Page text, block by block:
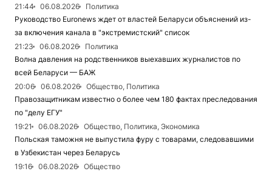
21:44 06.08.2026
Политика
Руководство Euronews ждет от властей Беларуси объяснений из-
за включения канала в "экстремистский" список
21:23
06.08.2026
Политика
Волна давления на родственников выехавших журналистов по
всей Беларуси — БАЖ
20:06
06.08.2026
Общество, Политика
Правозащитникам известно о более чем 180 фактах преследования
по "делу ЕГУ"
19:21
06.08.2026
Общество, Политика, Экономика
Польская таможня не выпустила фуру с товарами, следовавшими
в Узбекистан через Беларусь
19:16
06.08.2026
Общество